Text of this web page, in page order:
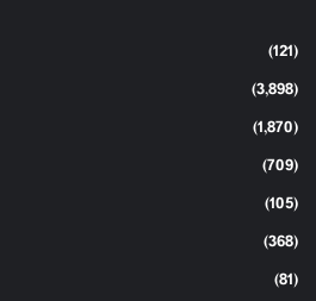
(121)
(3,898)
(1,870)
(709)
(105)
(368)
(81)